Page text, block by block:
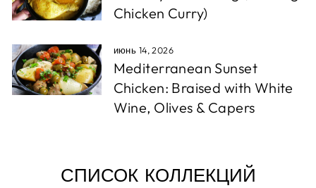
Chicken Curry)
июнь 14, 2026
Mediterranean Sunset
Chicken: Braised with White
Wine, Olives & Capers
СПИСОК КОЛЛЕКЦИЙ